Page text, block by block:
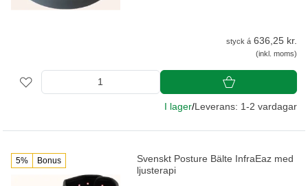
styck á 636,25 kr.
(inkl. moms)
I lager/Leverans: 1-2 vardagar
5% Bonus
Svenskt Posture Bälte InfraEaz med
ljusterapi